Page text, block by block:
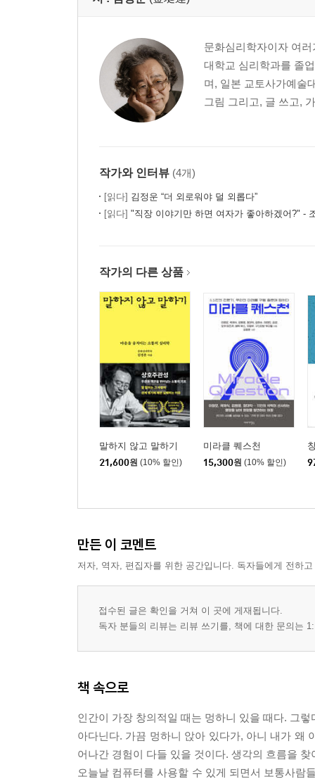
문화심리학자이자 여
대학교 심리학과를 졸
며, 일본 교토사가예술
그림 그리고, 글 쓰고,
작가와 인터뷰 (4개)
[읽다] 김정운 “더 외로워야 덜 외롭다”
[읽다] "직장 이야기만 하면 여자가 좋아하겠어?" -
작가의 다른 상품
말하지 않고 말하기
21,600원 (10% 할인)
미라클 퀘스천
15,300원 (10% 할인)
만든 이 코멘트
저자, 역자, 편집자를 위한 공간입니다. 독자들에게 전하
접수된 글은 확인을 거쳐 이 곳에 게재됩니다.
독자 분들의 리뷰는 리뷰 쓰기를, 책에 대한 문의는
책 속으로
인간이 가장 창의적일 때는 멍하니 있을 때다. 그
아다닌다. 가끔 멍하니 앉아 있다가, 아니 내가 왜
어나간 경험이 다들 있을 것이다. 생각의 흐름을
오늘날 컴퓨터를 사용할 수 있게 되면서 보통사람